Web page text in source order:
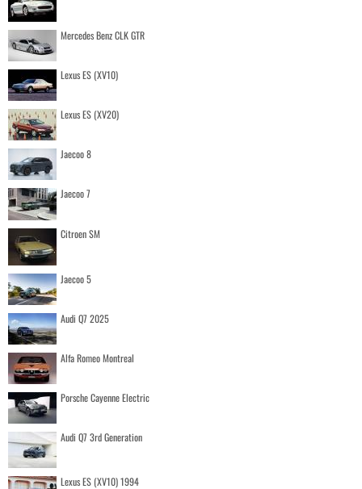
Mercedes Benz CLK GTR
Lexus ES (XV10)
Lexus ES (XV20)
Jaecoo 8
Jaecoo 7
Citroen SM
Jaecoo 5
Audi Q7 2025
Alfa Romeo Montreal
Porsche Cayenne Electric
Audi Q7 3rd Generation
Lexus ES (XV10) 1994